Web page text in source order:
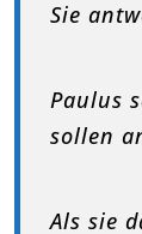
Sie
Paulus
sollen
Als sie